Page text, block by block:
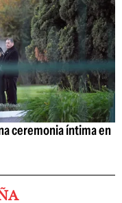
ceremonia íntima en